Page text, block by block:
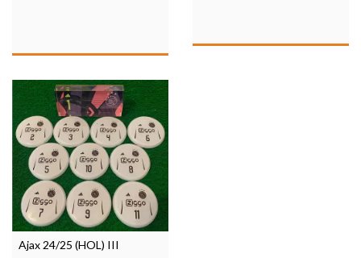
Ajax 24/25 (HOL) III